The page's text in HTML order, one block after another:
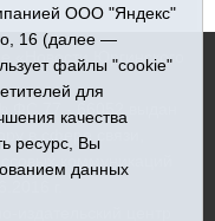
«Новости Юргинского
ФС 77 - 66052 выдан
в сфере связи,
ООО "Яндекс"
16 (далее —
файлы "cookie"
для
качества
ресурс, Вы
данных